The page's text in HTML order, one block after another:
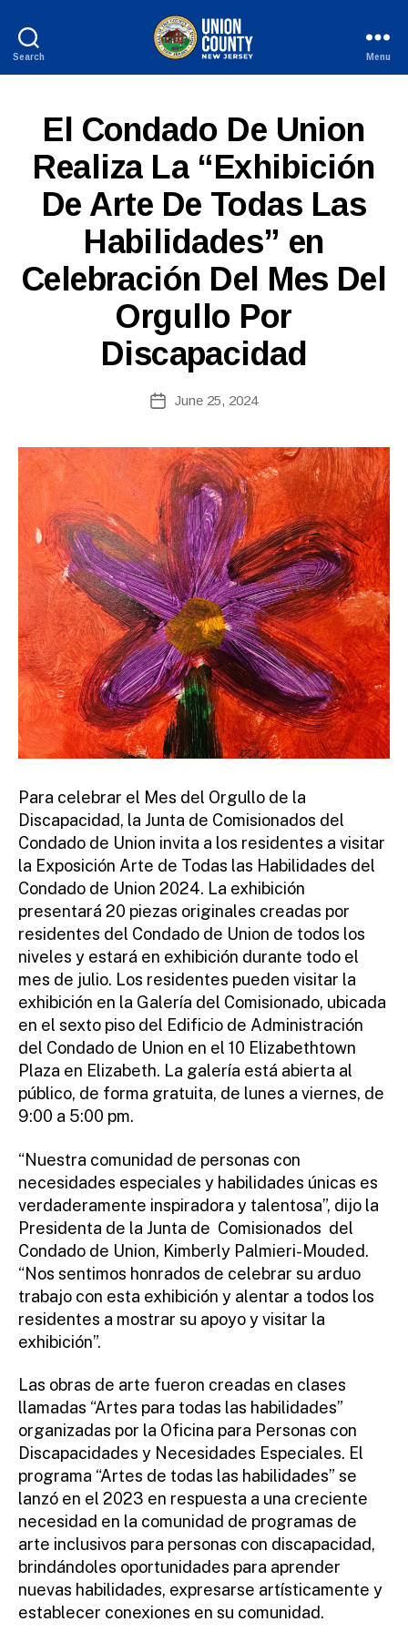
Search
New
Jersey
Menu
Categories
L
E
El Condado De Union
Realiza La “Exhibición
De Arte De Todas Las
Habilidades” en
Celebración Del Mes Del
Orgullo Por
Discapacidad
author
B
y
o
ri
r
e
tt
o
PostJune 25, 2024
Para celebrar el Mes del Orgullo de la
Discapacidad, la Junta de Comisionados del
Condado de Union invita a los residentes a visitar
la Exposición Arte de Todas las Habilidades del
Condado de Union 2024. La exhibición
presentará 20 piezas originales creadas por
residentes del Condado de Union de todos los
niveles y estará en exhibición durante todo el
mes de julio. Los residentes pueden visitar la
exhibición en la Galería del Comisionado, ubicada
en el sexto piso del Edificio de Administración
del Condado de Union en el 10 Elizabethtown
Plaza en Elizabeth. La galería está abierta al
público, de forma gratuita, de lunes a viernes, de
9:00 a 5:00 pm.
“Nuestra comunidad de personas con
necesidades especiales y habilidades únicas es
verdaderamente inspiradora y talentosa”, dijo la
Presidenta de la Junta de Comisionados del
Condado de Union, Kimberly Palmieri-Mouded.
“Nos sentimos honrados de celebrar su arduo
trabajo con esta exhibición y alentar a todos los
residentes a mostrar su apoyo y visitar la
exhibición”.
Las obras de arte fueron creadas en clases
llamadas “Artes para todas las habilidades”
organizadas por la Oficina para Personas con
Discapacidades y Necesidades Especiales. El
programa “Artes de todas las habilidades” se
lanzó en el 2023 en respuesta a una creciente
necesidad en la comunidad de programas de
arte inclusivos para personas con discapacidad,
brindándoles oportunidades para aprender
nuevas habilidades, expresarse artísticamente y
establecer conexiones en su comunidad.